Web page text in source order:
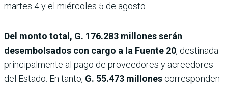
martes 4 y el miércoles 5 de agosto.
Del monto total, G. 176.283 millones serán
desembolsados con cargo a la Fuente 20, destinada
principalmente al pago de proveedores y acreedores
del Estado. En tanto, G. 55.473 millones corresponden